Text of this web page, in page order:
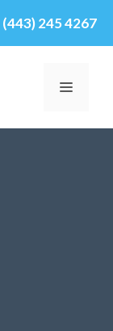
(443) 245 4267
MENÚ